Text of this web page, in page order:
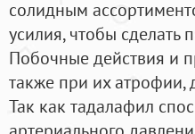
солидным
усилия, чтобы сделать
Побочные действия и
также при их атрофии,
Так как тадалафил